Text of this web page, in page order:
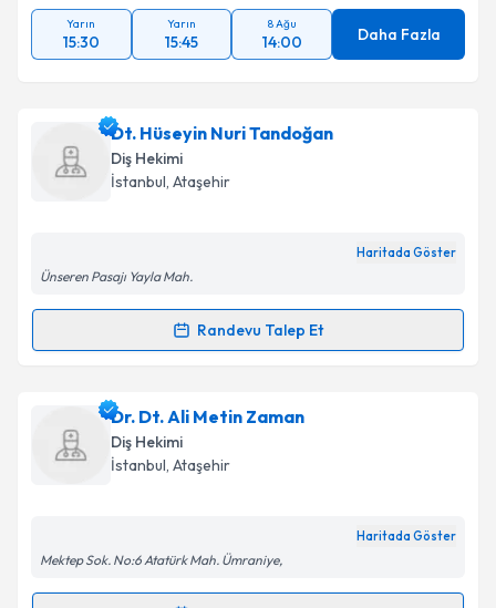
Takvim Talebini Gönder
Yarın
15:30
Yarın
15:45
8 Ağu
14:00 Daha Fazla
Dt. Hüseyin Nuri Tandoğan
Diş Hekimi
İstanbul, Ataşehir
Haritada Göster
Ünseren Pasajı Yayla Mah.
Randevu Talep Et
Randevu Takvimi Talebi
Dt. Hüseyin Nuri Tandoğaniçin randevu takvimi
talebi oluşturun. Size bu uzmandan randevu almanız
için bir takvim hazırlandığında e-posta ile
Dr. Dt. Ali Metin Zaman
Diş Hekimi
İstanbul, Ataşehir
Haritada Göster
Mektep Sok. No:6 Atatürk Mah. Ümraniye,